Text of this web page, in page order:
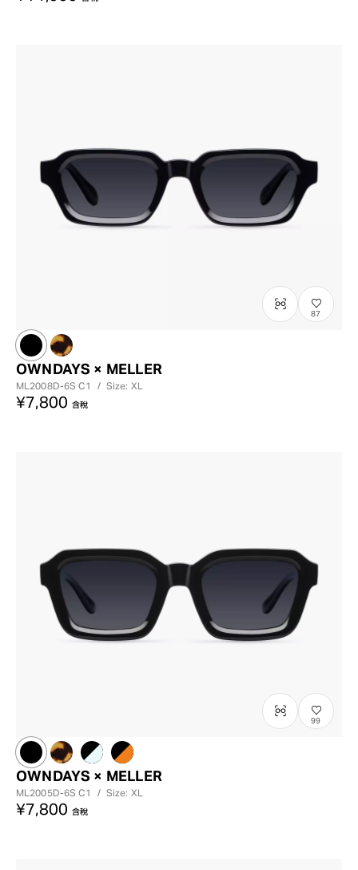
87
OWNDAYS × MELLER
ML2008D-6SC1 / Size: XL
¥7,800 含稅
99
OWNDAYS × MELLER
ML2005D-6SC1 / Size: XL
¥7,800 含稅